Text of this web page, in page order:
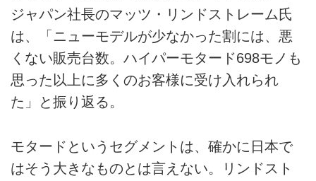
ジャパン社長のマッツ・リンドストレーム氏
は、「ニューモデルが少なかった割には、悪
くない販売台数。ハイパーモタード698モノも
思った以上に多くのお客様に受け入れられ
た」と振り返る。
モタードというセグメントは、確かに日本で
はそう大きなものとは言えない。リンドスト